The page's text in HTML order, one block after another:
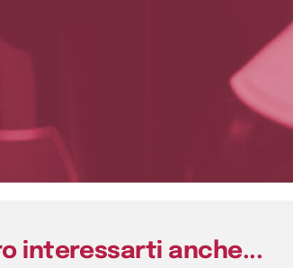
interessarti anche...